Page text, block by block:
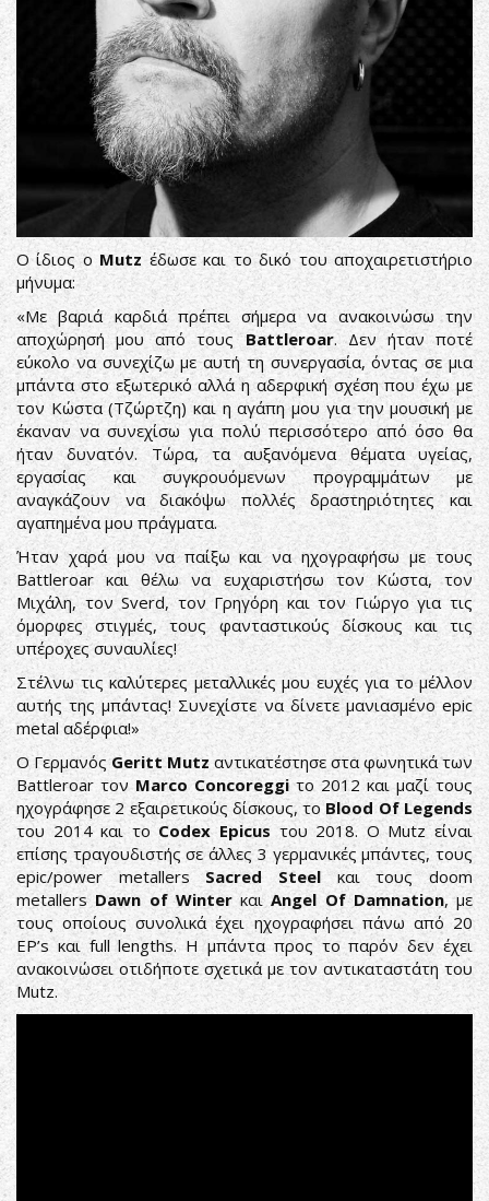
Ο ίδιος ο Mutz έδωσε και το δικό του αποχαιρετιστήριο
μήνυμα:
«Με βαριά καρδιά πρέπει σήμερα να ανακοινώσω την
αποχώρησή μου από τουςBattleroar. Δεν ήταν ποτέ
εύκολο να συνεχίζω με αυτή τη συνεργασία, όντας σε μια
μπάντα στο εξωτερικό αλλά η αδερφική σχέση που έχω με
τον Κώστα (Τζώρτζη) και η αγάπη μου για την μουσική με
έκαναν να συνεχίσω για πολύ περισσότερο από όσο θα
ήταν δυνατόν. Τώρα, τα αυξανόμενα θέματα υγείας,
εργασίας και συγκρουόμενων προγραμμάτων με
αναγκάζουν να διακόψω πολλές δραστηριότητες και
αγαπημένα μου πράγματα.
Ήταν χαρά μου να παίξω και να ηχογραφήσω με τους
Battleroar και θέλω να ευχαριστήσω τον Κώστα, τον
Μιχάλη, τον Sverd, τον Γρηγόρη και τον Γιώργο για τις
όμορφες στιγμές, τους φανταστικούς δίσκους και τις
υπέροχες συναυλίες!
Στέλνω τις καλύτερες μεταλλικές μου ευχές για το μέλλον
αυτής της μπάντας! Συνεχίστε να δίνετε μανιασμένο epic
metal αδέρφια!»
Ο ΓερμανόςGeritt Mutz αντικατέστησε στα φωνητικά των
Battleroar τον Marco Concoreggiτο 2012 και μαζί τους
ηχογράφησε 2 εξαιρετικούς δίσκους, τοBlood Of Legends
του 2014 και τοCodex Epicus του 2018. Ο Mutz είναι
επίσης τραγουδιστής σε άλλες 3 γερμανικές μπάντες, τους
epic/power metallers Sacred Steel και τους doom
metallers Dawn of Winterκαι Angel Of Damnation, με
τους οποίους συνολικά έχει ηχογραφήσει πάνω από 20
EP’s και full lengths. Η μπάντα προς το παρόν δεν έχει
ανακοινώσει οτιδήποτε σχετικά με τον αντικαταστάτη του
Mutz.